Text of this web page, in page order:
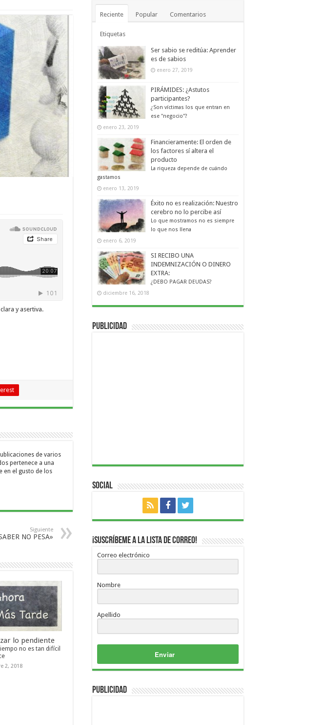
y asertiva.
de varios
pertenece a una
en el gusto de los
Siguiente
NO PESA»
lo pendiente
no es tan difícil
2, 2018
Reciente Popular Comentarios
Etiquetas
Ser sabio se reditúa: Aprender
es de sabios
enero 27, 2019
PIRÁMIDES: ¿Astutos
participantes?
¿Son víctimas los que entran en
ese "negocio"?
enero 23, 2019
Financieramente: El orden de
los factores sí altera el
producto
La riqueza depende de cuándo
gastamos
enero 13, 2019
Éxito no es realización: Nuestro
cerebro no lo percibe así
Lo que mostramos no es siempre
lo que nos llena
enero 6, 2019
SI RECIBO UNA
INDEMNIZACIÓN O DINERO
EXTRA:
¿DEBO PAGAR DEUDAS?
diciembre 16, 2018
Publicidad
Social
¡Suscríbeme a la lista de correo!
Correo electrónico
Nombre
Apellido
Publicidad